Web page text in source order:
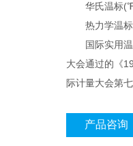
华氏温标(℉)
热力学温标(
国际实用温
大会通过的《
际计量大会第
产品咨询